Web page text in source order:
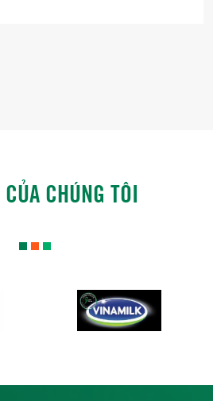
CHÚNG TÔI